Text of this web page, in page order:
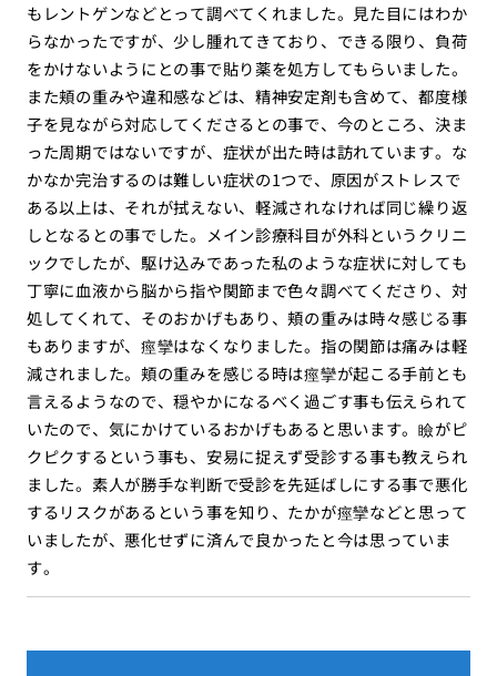
もレントゲンなどとって調べてくれました。見た目にはわか
らなかったですが、少し腫れてきており、できる限り、負荷
をかけないようにとの事で貼り薬を処方してもらいました。
また頬の重みや違和感などは、精神安定剤も含めて、都度様
子を見ながら対応してくださるとの事で、今のところ、決ま
った周期ではないですが、症状が出た時は訪れています。な
かなか完治するのは難しい症状の1つで、原因がストレスで
ある以上は、それが拭えない、軽減されなければ同じ繰り返
しとなるとの事でした。メイン診療科目が外科というクリニ
ックでしたが、駆け込みであった私のような症状に対しても
丁寧に血液から脳から指や関節まで色々調べてくださり、対
処してくれて、そのおかげもあり、頬の重みは時々感じる事
もありますが、痙攣はなくなりました。指の関節は痛みは軽
減されました。頬の重みを感じる時は痙攣が起こる手前とも
言えるようなので、穏やかになるべく過ごす事も伝えられて
いたので、気にかけているおかげもあると思います。瞼がピ
クピクするという事も、安易に捉えず受診する事も教えられ
ました。素人が勝手な判断で受診を先延ばしにする事で悪化
するリスクがあるという事を知り、たかが痙攣などと思って
いましたが、悪化せずに済んで良かったと今は思っていま
す。